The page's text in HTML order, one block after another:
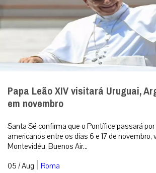
Papa Leão XIV visitará Uruguai,
em novembro
Santa Sé confirma que o Pontífice passará
americanos entre os dias 6 e 17 de novembro,
Montevidéu, Buenos Air...
05 / Aug | Roma